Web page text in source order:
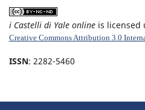
i Castelli di Yale onlineis licensed
Creative Commons Attribution 3.0
ISSN: 2282-5460